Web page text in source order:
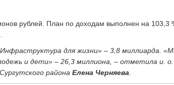
рублей. План по доходам выполнен на 103,3
для жизни» – 3,8 миллиарда.
и дети» – 26,3 миллиона, – отметила и. о.
района Елена Черняева.